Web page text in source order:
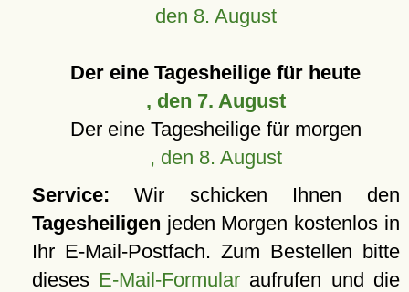
den 8. August
Der eine Tagesheilige für heute
, den 7. August
Der eine Tagesheilige für morgen
, den 8. August
Service: Wir schicken Ihnen den
Tagesheiligen jeden Morgen kostenlos in
Ihr E-Mail-Postfach. Zum Bestellen bitte
dieses E-Mail-Formular aufrufen und die